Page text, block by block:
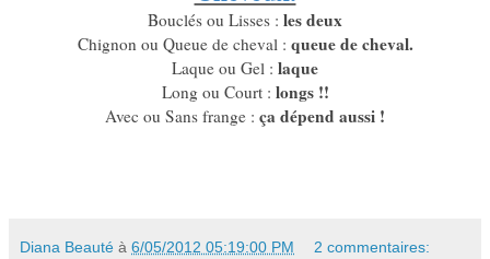
Bouclés ou Lisses : les deux
Chignon ou Queue de cheval : queue de cheval.
Laque ou Gel : laque
Long ou Court : longs !!
Avec ou Sans frange : ça dépend aussi !
Diana Beauté à 6/05/2012 05:19:00 PM 2 commentaires: